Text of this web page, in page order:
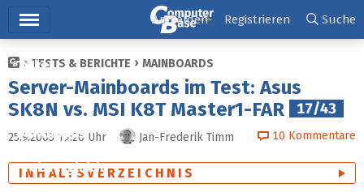
Ticker
Tests
Downloads
Preisvergleich
Anmelden Registrieren Suche
TESTS & BERICHTE MAINBOARDS
Server-Mainboards im Test: Asus
SK8N vs. MSI K8T Master1-FAR
17/43
25.9.2003 19:26 Uhr Jan-Frederik Timm 10 Kommentare
INHALTSVERZEICHNIS